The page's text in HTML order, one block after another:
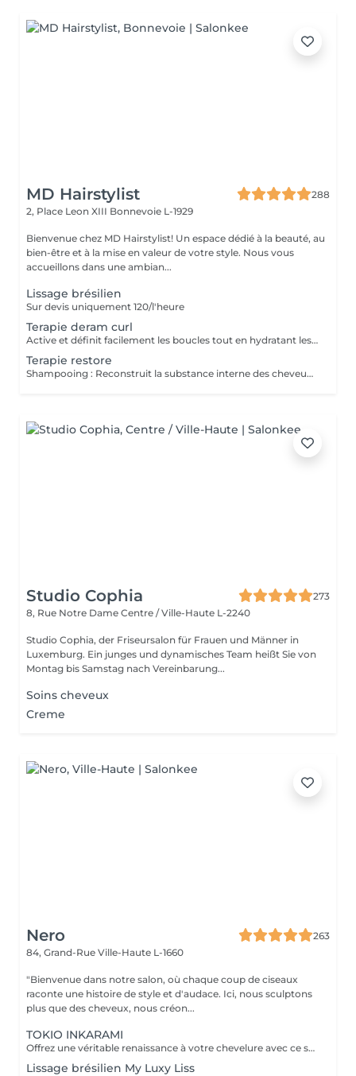
MD Hairstylist
288
2, Place Leon XIII Bonnevoie L-1929
Bienvenue chez MD Hairstylist! Un espace dédié à la beauté, au
bien-être et à la mise en valeur de votre style. Nous vous
accueillons dans une ambian...
Lissage brésilien
Sur devis uniquement 120/l'heure
Terapie deram curl
Active et définit facilement les boucles tout en hydratant les cheveux. La technologie avancée à activation thermique permet un conditionnement intense et active un facteur de mémoire des écargots, en maintenant les cheveux souples et en contrôlant les frisottis. Contient des filtres UV pour protéger de l'oxydation quotidienne et des particules de pollution. Les escargots sont activés, nourris, hydratés et protégés contre les dommages futurs
Terapie restore
Shampooing : Reconstruit la substance interne des cheveux affaiblies par des agressions chimiques et mécaniques. Réparation profonde des dommages passés. Protège la fibre. Réduit les frictions. Fibre plus brillante et plus lisse. Protège contre les dommages futurs. Masque : Son action répare la fibre en profondeur, récupérant la force, l'élasticité et la vitalité. Les cheveux sont renforcés et revitalisés. Ce masque doit être utilisé fréquemment pendant la thérapie de reconstruction à chaque lavage. Le traitement jusqu'à deux mois d'affilée ,plus tard doit être réévalué pour la poursuite ou la nouvelle thérapie.
Studio Cophia
273
8, Rue Notre Dame Centre / Ville-Haute L-2240
Studio Cophia, der Friseursalon für Frauen und Männer in
Luxemburg. Ein junges und dynamisches Team heißt Sie von
Montag bis Samstag nach Vereinbarung...
Soins cheveux
Creme
Nero
263
84, Grand-Rue Ville-Haute L-1660
"Bienvenue dans notre salon, où chaque coup de ciseaux
raconte une histoire de style et d'audace. Ici, nous sculptons
plus que des cheveux, nous créon...
TOKIO INKARAMI
Offrez une véritable renaissance à votre chevelure avec ce soin japonais révolutionnaire. Plus qu'un simple traitement, le Tokio Inkarami est un protocole de reconstruction profonde à la kératine qui répare les cheveux abîmés (colorations, chaleur, fatigue). L'action : Il pénètre au cur de la fibre pour combler les brèches et renforcer la structure interne. Le résultat : Immédiatement, vos cheveux sont plus forts, incroyablement doux, brillants et souples. L'indispensable pour retrouver une chevelure saine, disciplinée et pleine de vitalité.
Lissage brésilien My Luxy Liss